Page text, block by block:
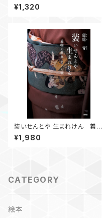
¥1,320
装いせんとや 生まれけん 着物
の戯れ じぶん流
¥1,980
CATEGORY
絵本